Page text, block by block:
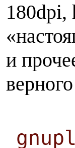
180dpi,
и